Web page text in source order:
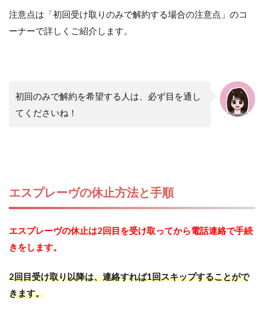
注意点は「初回受け取りのみで解約する場合の注意点」のコ
ーナーで詳しくご紹介します。
初回のみで解約を希望する人は、必ず目を通し
てくださいね！
エスプレーヴの休止方法と手順
エスプレーヴの休止は2回目を受け取ってから電話連絡で手続
きをします。
2回目受け取り以降は、連絡すれば1回スキップすることがで
きます。